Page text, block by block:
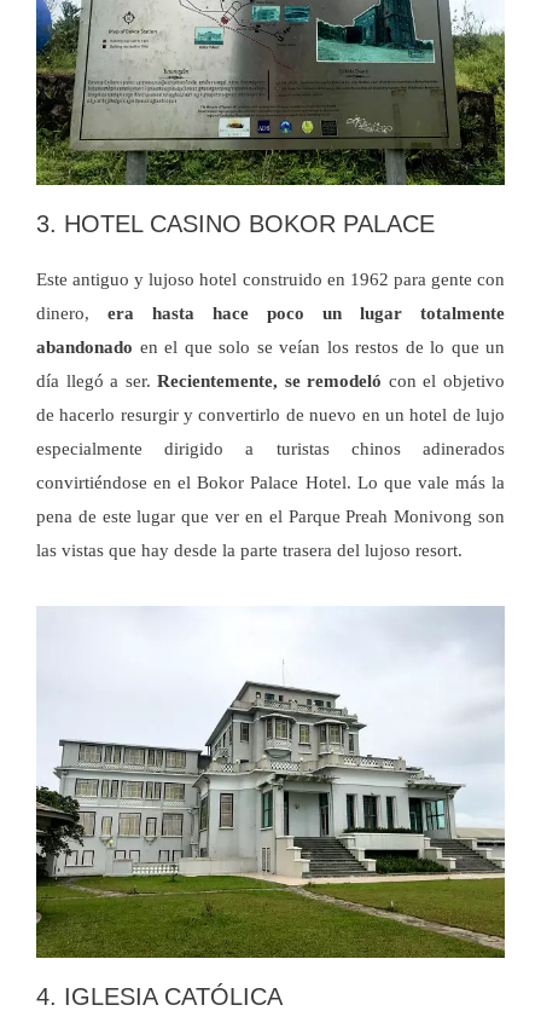
3. HOTEL CASINO BOKOR PALACE
Este antiguo y lujoso hotel construido en 1962 para gente con
dinero, era hasta hace poco un lugar totalmente
abandonado en el que solo se veían los restos de lo que un
día llegó a ser.Recientemente, se remodeló con el objetivo
de hacerlo resurgir y convertirlo de nuevo en un hotel de lujo
especialmente dirigido a turistas chinos adinerados
convirtiéndose en el Bokor Palace Hotel. Lo que vale más la
pena de este lugar que ver en el Parque Preah Monivong son
las vistas que hay desde la parte trasera del lujoso resort.
4. IGLESIA CATÓLICA